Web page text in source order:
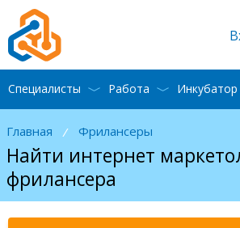
Главная / Фрилансеры
Найти интернет
фрилансера
Специалисты Работа Инкубатор